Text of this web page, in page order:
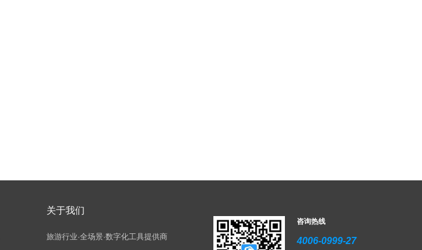
关于我们
旅游行业·全场景·数字化工具提供商
咨询热线
4006-0999-27